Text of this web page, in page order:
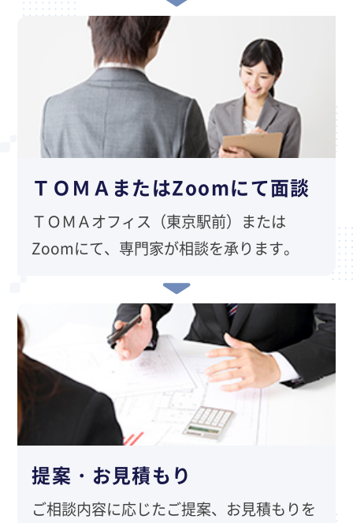
ＴＯＭＡまたはZoomにて面談
ＴＯＭＡオフィス（東京駅前）または
Zoomにて、専門家が相談を承ります。
提案・お見積もり
ご相談内容に応じたご提案、お見積もりを